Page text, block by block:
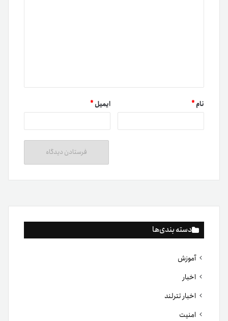
دسته بندی‌ها
آموزش
اخبار
اخبار تترلند
امنیت
نام* ایمیل*